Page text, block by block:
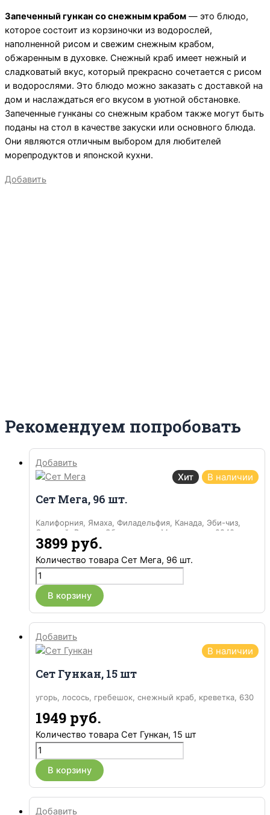
Запеченный гункан со снежным крабом — это блюдо,
которое состоит из корзиночки из водорослей,
наполненной рисом и свежим снежным крабом,
обжаренным в духовке. Снежный краб имеет нежный и
сладковатый вкус, который прекрасно сочетается с рисом
и водорослями. Это блюдо можно заказать с доставкой на
дом и наслаждаться его вкусом в уютной обстановке.
Запеченные гунканы со снежным крабом также могут быть
поданы на стол в качестве закуски или основного блюда.
Они являются отличным выбором для любителей
морепродуктов и японской кухни.
Добавить
Рекомендуем попробовать
Добавить
Хит В наличии
Сет Мега, 96 шт.
Калифорния, Ямаха, Филадельфия, Канада, Эби-чиз,
Самурай, Вулкан, Эби темпура, Мини роллы, 2240 гр.
3899 руб.
Количество товара Сет Мега, 96 шт.
В корзину
Добавить
В наличии
Сет Гункан, 15 шт
угорь, лосось, гребешок, снежный краб, креветка, 630
1949 руб.
Количество товара Сет Гункан, 15 шт
В корзину
Добавить